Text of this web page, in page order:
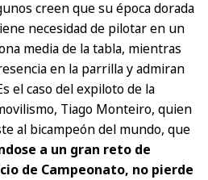
creen que su época dorada
necesidad de pilotar en un
media de la tabla, mientras
en la parrilla y admiran
el caso del expiloto de la
Tiago Monteiro, quien
al bicampeón del mundo, que
a un gran reto de
de Campeonato, no pierde